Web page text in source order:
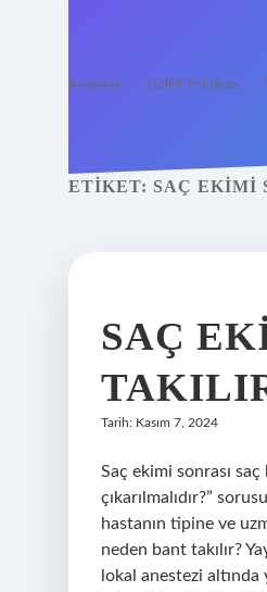
Anasayfa Gizlilik Politikası
ETIKET: SAÇ EKIMI
SAÇ
Tarih: Kasım 7, 2024
Saç ekimi sonrası saç
çıkarılmalıdır?”
hastanın tipine ve
neden bant takılır?
lokal anestezi